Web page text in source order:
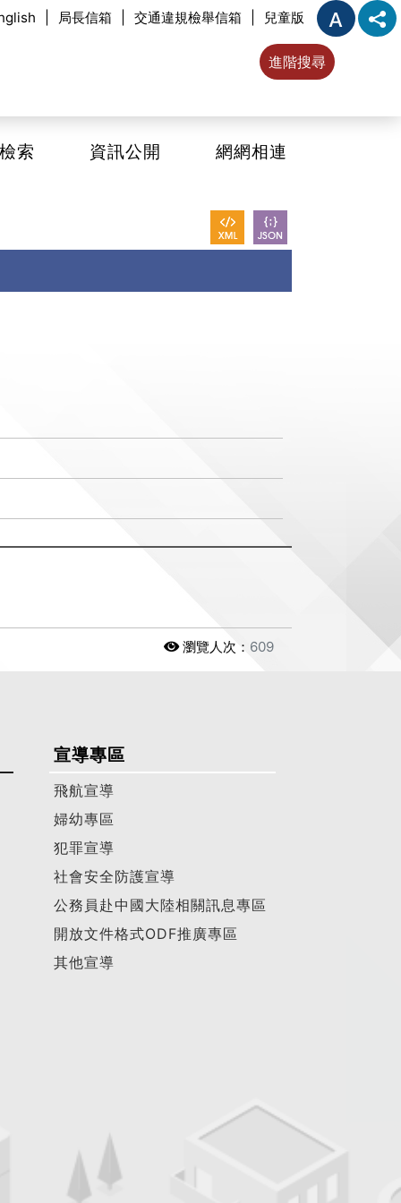
局長信箱 交通違規檢舉信箱 兒童版
進階搜尋
索 資訊公開 網網相連
瀏覽人次： 609
宣導專區
飛航宣導
婦幼專區
犯罪宣導
社會安全防護宣導
公務員赴中國大陸相關訊息專區
開放文件格式ODF推廣專區
其他宣導